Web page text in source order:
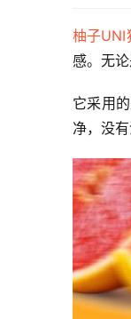
柚子UNI
感。无
它采用
净，没